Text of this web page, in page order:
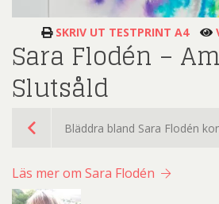
SKRIV UT TESTPRINT A4
Sara Flodén –
Slutsåld
Bläddra bland Sara Flodén
Läs mer om Sara Flodén